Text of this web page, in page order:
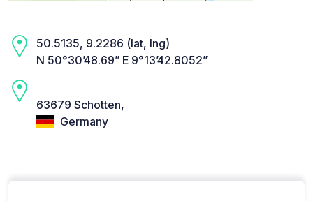
50.5135, 9.2286 (lat, lng)
N 50°30’48.69” E 9°13’42.8052”
63679 Schotten,
Germany